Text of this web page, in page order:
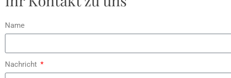
Name
Nachricht